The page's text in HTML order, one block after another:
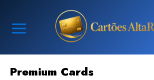
Premium Cards